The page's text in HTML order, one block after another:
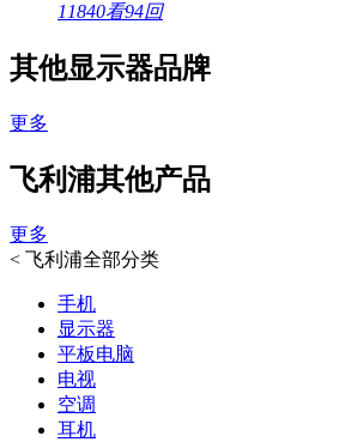
11840看94回
其他显示器品牌
更多
飞利浦其他产品
更多
< 飞利浦全部分类
手机
显示器
平板电脑
电视
空调
耳机